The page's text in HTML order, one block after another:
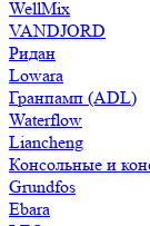
WellMix
VANDJORD
Ридан
Lowara
Гранпамп (ADL)
Waterflow
Liancheng
Консольные и
Grundfos
Ebara